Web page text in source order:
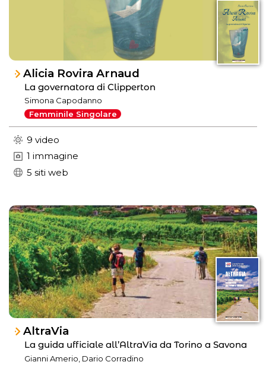
Alicia Rovira Arnaud
La governatora di Clipperton
Simona Capodanno
Femminile Singolare
9 video
1 immagine
5 siti web
AltraVia
La guida ufficiale all’AltraVia da Torino a Savona
Gianni Amerio, Dario Corradino